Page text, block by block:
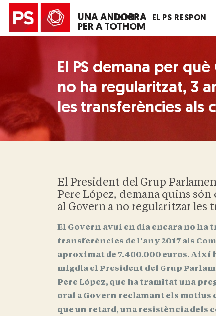
UNA ANDORRA
PER A TOTHOM
INICI EL PS RESPON
El PS demana per
no ha regularitzat, 3
les transferències als
El President del Grup
Pere López, demana quins
al Govern a no regularitzar les
El Govern avui en dia encara no
transferències de l'any 2017 als
aproximat de 7.400.000 euros. Així
migdia el President del Grup
Pere López, que ha tramitat una
oral a Govern reclamant els motius
que un retard, una resistència dels